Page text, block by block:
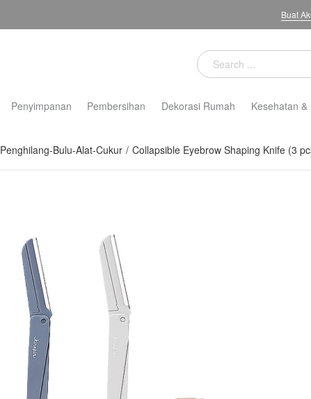
Buat
Penyimpanan Pembersihan Dekorasi Rumah Kesehatan
Penghilang-Bulu-Alat-Cukur / Collapsible Eyebrow Shaping Knife (3